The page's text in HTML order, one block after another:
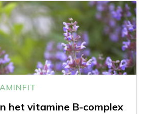
het vitamine B-complex